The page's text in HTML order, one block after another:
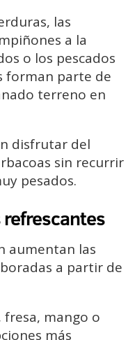
las
a la
o los pescados
forman parte de
terreno en
disfrutar del
sin recurrir
pesados.
aumentan las
a partir de
mango o
más